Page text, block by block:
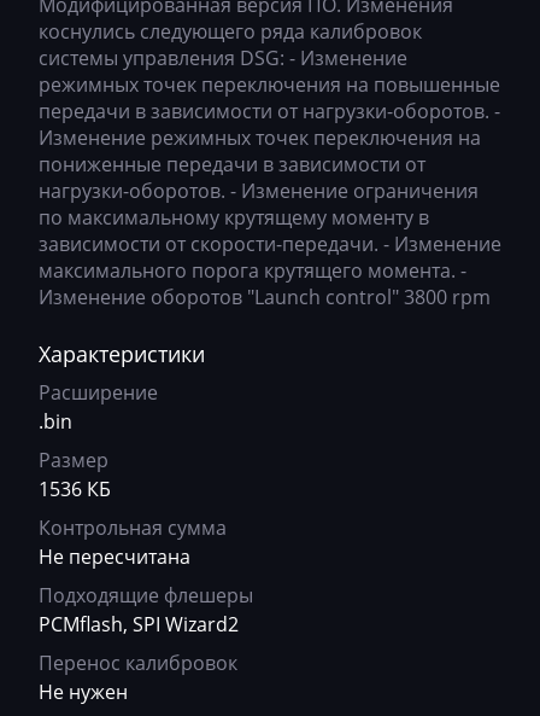
Ausa
AVR
BAIC
Bajaj
Basak
Bauer
BAW
Bentley
BMW
BobCat
Bomag
Brilliance
Buhler
BYD
Bosch EDC17C64
Bosch EDC17C74
Bosch EDC17CP04
Bosch EDC17CP14
Bosch EDC17CP20
Bosch EDC17CP24
Bosch EDC17CP44
Bosch EDC17CP54
Bosch EDC17CP74
Bosch EDC17U01
Bosch EDC17U05
Bosch M3.8.x (M5.9.2)
Bosch MD1CP004
BOSCH MD1CS004
Bosch ME(D)7.1.x
0695k020AM_getriebe_DSG_DD5k_C21S
0696d300AM_getriebe_DSG_OJ6d C90S
0696d330AM_getriebe_DSG_OJ6d C90S
0696d600AM_getriebe_DSG_OJ6d C90S
0696e330AM_getriebe_DSG_DD6e_C90S
0696f670AM_getriebe_DSG_sb6f C26S
0696h210AM_getriebe_DSG_OI6h_C23SR1
069D8610AM_getriebe_DSG_cDD8_C34SR1
069E8600AM_getriebe_DSG_rJE8 C34SR1
069FO010AM_getriebe_DSG_rJFO C62S
069H5410AM_getriebe_DSG_cDH5_C36SR1
069LR610AM_getriebe_DSG_DDLR C65S
069Q6610AM_getriebe_DSG_cDQ6 C45SR1
069Q6700AM_getriebe_DSG_DDQ6 C52SR1
коснулись следующего ряда калибровок
системы управления DSG: - Изменение
режимных точек переключения на повышенные
передачи в зависимости от нагрузки-оборотов. -
Изменение режимных точек переключения на
пониженные передачи в зависимости от
нагрузки-оборотов. - Изменение ограничения
по максимальному крутящему моменту в
зависимости от скорости-передачи. - Изменение
максимального порога крутящего момента. -
Изменение оборотов "Launch control" 3800 rpm
Характеристики
Расширение
.bin
Размер
1536 КБ
Контрольная сумма
Не пересчитана
Подходящие флешеры
PCMflash, SPI Wizard2
Перенос калибровок
Не нужен